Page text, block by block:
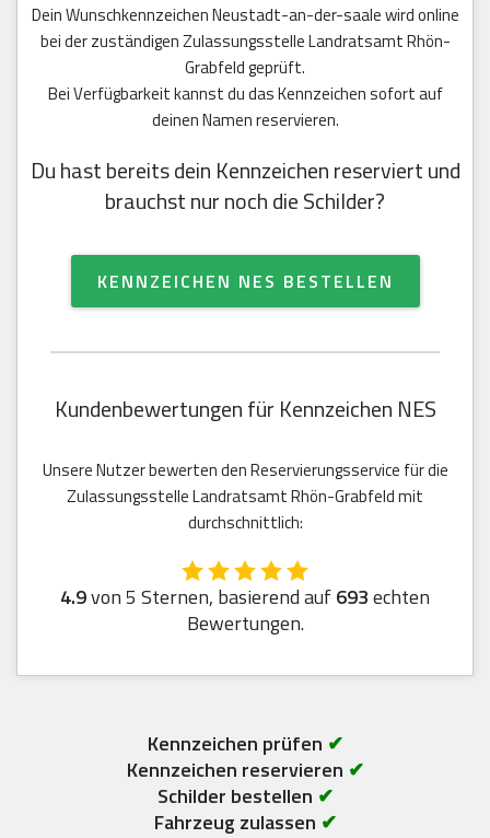
Dein Wunschkennzeichen Neustadt-an-der-saale wird online
bei der zuständigen Zulassungsstelle Landratsamt Rhön-
Grabfeld geprüft.
Bei Verfügbarkeit kannst du das Kennzeichen sofort auf
deinen Namen reservieren.
Du hast bereits dein Kennzeichen reserviert und
brauchst nur noch die Schilder?
KENNZEICHEN NES BESTELLEN
Kundenbewertungen für Kennzeichen NES
Unsere Nutzer bewerten den Reservierungsservice für die
Zulassungsstelle Landratsamt Rhön-Grabfeld mit
durchschnittlich:
4.9von 5 Sternen, basierend auf693echten
Bewertungen.
Kennzeichen prüfen ✔
Kennzeichen reservieren ✔
Schilder bestellen ✔
Fahrzeug zulassen ✔